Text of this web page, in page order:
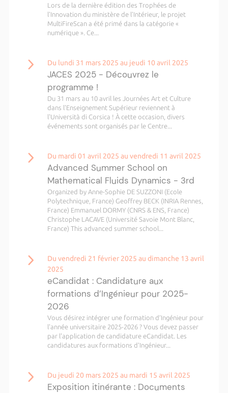
Lors de la dernière édition des Trophées de
l’Innovation du ministère de l’Intérieur, le projet
MultiFireScan a été primé dans la catégorie «
numérique ». Ce...
Du lundi 31 mars 2025 au jeudi 10 avril 2025
JACES 2025 - Découvrez le
programme !
Du 31 mars au 10 avril les Journées Art et Culture
dans l'Enseignement Supérieur reviennent à
l'Università di Corsica ! À cette occasion, divers
événements sont organisés par le Centre...
Du mardi 01 avril 2025 au vendredi 11 avril 2025
Advanced Summer School on
Mathematical Fluids Dynamics - 3rd
Organized by Anne-Sophie DE SUZZONI (Ecole
Polytechnique, France) Geoffrey BECK (INRIA Rennes,
France) Emmanuel DORMY (CNRS & ENS, France)
Christophe LACAVE (Université Savoie Mont Blanc,
France) This advanced summer school...
Du vendredi 21 février 2025 au dimanche 13 avril
2025
eCandidat : Candidature aux
formations d’Ingénieur pour 2025-
2026
Vous désirez intégrer une formation d’Ingénieur pour
l'année universitaire 2025-2026 ? Vous devez passer
par l'application de candidature eCandidat. Les
candidatures aux formations d’Ingénieur...
Du jeudi 20 mars 2025 au mardi 15 avril 2025
Exposition itinérante : Documents